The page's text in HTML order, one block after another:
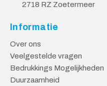
2718 RZ Zoetermeer
Informatie
Over ons
Veelgestelde vragen
Bedrukkings Mogelijkheden
Duurzaamheid